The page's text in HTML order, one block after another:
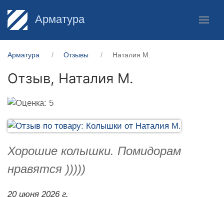
Арматура
Арматура Отзывы Наталия М.
Отзыв, Наталия М.
Хорошие колышки. Помидорам
нравятся )))))
20 июня 2026 г.